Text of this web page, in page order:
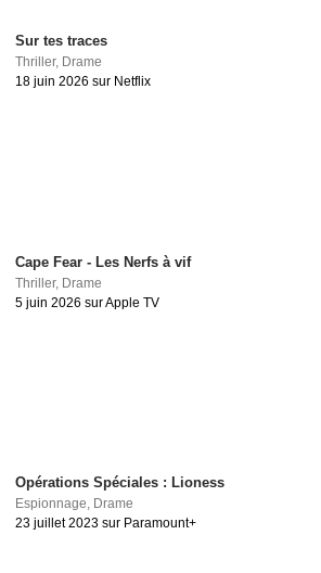
Sur tes traces
Thriller, Drame
18 juin 2026 sur Netflix
Cape Fear - Les Nerfs à vif
Thriller, Drame
5 juin 2026 sur Apple TV
Opérations Spéciales : Lioness
Espionnage, Drame
23 juillet 2023 sur Paramount+